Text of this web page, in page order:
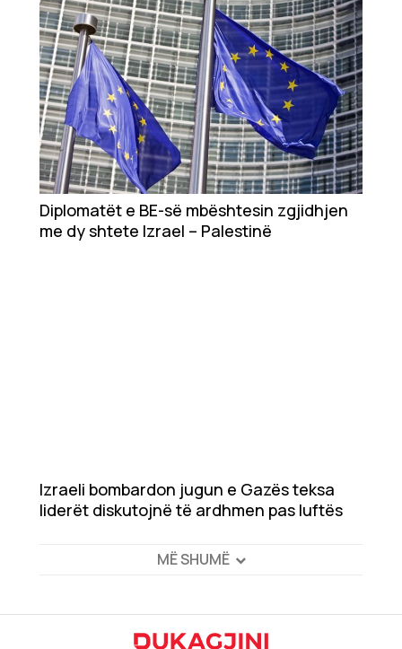
Diplomatët e BE-së mbështesin zgjidhjen
me dy shtete Izrael – Palestinë
Izraeli bombardon jugun e Gazës teksa
liderët diskutojnë të ardhmen pas luftës
MË SHUMË